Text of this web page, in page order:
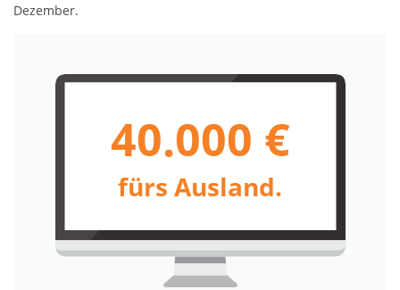
Dezember.
40.000 €
fürs Ausland.